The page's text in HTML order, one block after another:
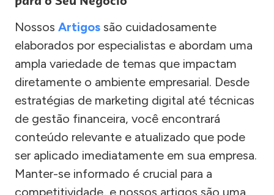
Nossos Artigos são cuidadosamente
elaborados por especialistas e abordam uma
ampla variedade de temas que impactam
diretamente o ambiente empresarial. Desde
estratégias de marketing digital até técnicas
de gestão financeira, você encontrará
conteúdo relevante e atualizado que pode
ser aplicado imediatamente em sua empresa.
Manter-se informado é crucial para a